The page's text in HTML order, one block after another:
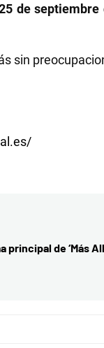
de septiembre
sin
principal de ‘Más